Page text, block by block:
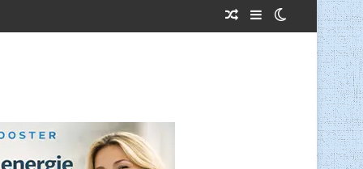
Willekeurig Artikel
SidebarSwitch skin